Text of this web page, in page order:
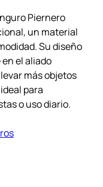
Piernero
un material
Su diseño
el aliado
más objetos
para
o uso diario.